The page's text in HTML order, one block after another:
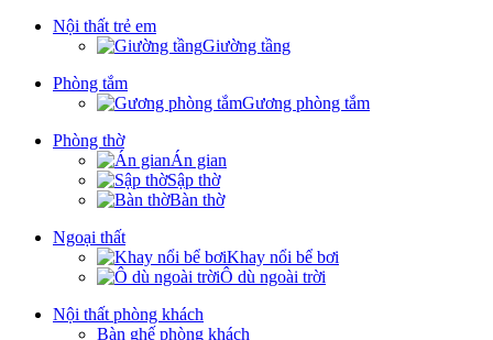
Nội thất trẻ em
Giường tầng
Phòng tắm
Gương phòng tắm
Phòng thờ
Án gian
Sập thờ
Bàn thờ
Ngoại thất
Khay nổi bể bơi
Ô dù ngoài trời
Nội thất phòng khách
Bàn ghế phòng khách